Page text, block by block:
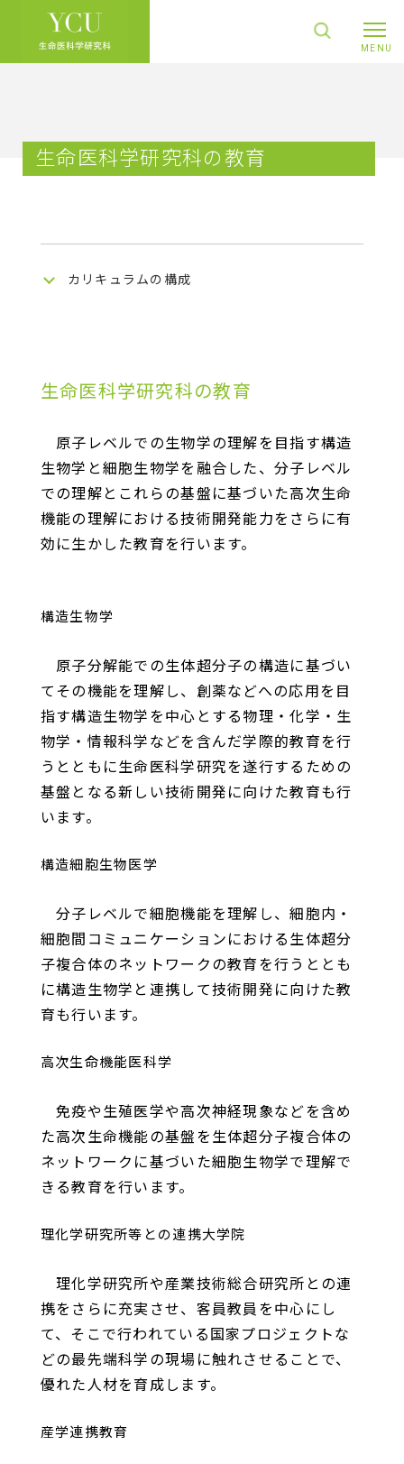
生命医科学研究科の教育
カリキュラムの構成
生命医科学研究科の教育
原子レベルでの生物学の理解を目指す構造
生物学と細胞生物学を融合した、分子レベル
での理解とこれらの基盤に基づいた高次生命
機能の理解における技術開発能力をさらに有
効に生かした教育を行います。
構造生物学
原子分解能での生体超分子の構造に基づい
てその機能を理解し、創薬などへの応用を目
指す構造生物学を中心とする物理・化学・生
物学・情報科学などを含んだ学際的教育を行
うとともに生命医科学研究を遂行するための
基盤となる新しい技術開発に向けた教育も行
います。
構造細胞生物医学
分子レベルで細胞機能を理解し、細胞内・
細胞間コミュニケーションにおける生体超分
子複合体のネットワークの教育を行うととも
に構造生物学と連携して技術開発に向けた教
育も行います。
高次生命機能医科学
免疫や生殖医学や高次神経現象などを含め
た高次生命機能の基盤を生体超分子複合体の
ネットワークに基づいた細胞生物学で理解で
きる教育を行います。
理化学研究所等との連携大学院
理化学研究所や産業技術総合研究所との連
携をさらに充実させ、客員教員を中心にし
て、そこで行われている国家プロジェクトな
どの最先端科学の現場に触れさせることで、
優れた人材を育成します。
産学連携教育